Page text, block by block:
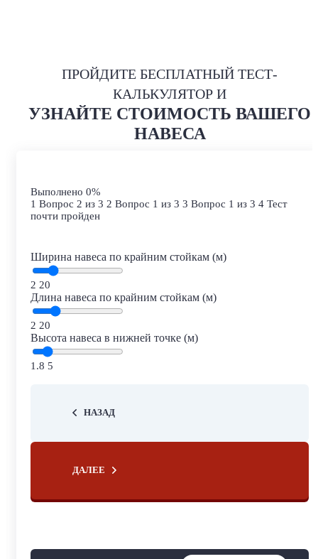
ПРОЙДИТЕ БЕСПЛАТНЫЙ ТЕСТ-
КАЛЬКУЛЯТОР И
УЗНАЙТЕ СТОИМОСТЬ ВАШЕГО
НАВЕСА
Выполнено 0%
1 Вопрос 2 из 3 2 Вопрос 1 из 3 3 Вопрос 1 из 3 4 Тест
почти пройден
Ширина навеса по крайним стойкам (м)
2 20
Длина навеса по крайним стойкам (м)
2 20
Высота навеса в нижней точке (м)
1.8 5
НАЗАД
ДАЛЕЕ